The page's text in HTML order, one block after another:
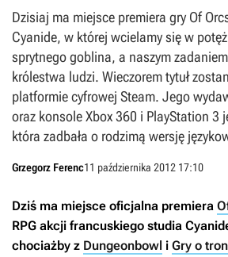
Dzisiaj ma miejsce premiera gry Of
Cyanide, w której wcielamy się w
sprytnego goblina, a naszym
królestwa ludzi. Wieczorem tytuł
platformie cyfrowej Steam. Jego
oraz konsole Xbox 360 i PlayStation 3
która zadbała o rodzimą wersję
Grzegorz Ferenc11 października 2012 17:10
Dziś ma miejsce oficjalna premiera
RPG akcji francuskiego studia
chociażby z Dungeonbowl i Gry o tron